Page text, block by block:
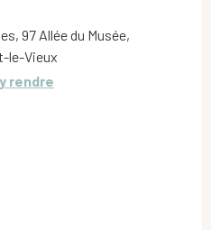
97 Allée du Musée,
le-Vieux
rendre